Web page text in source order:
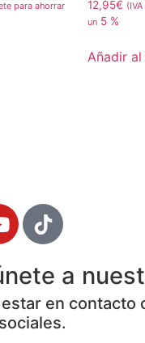
para ahorrar
12,95€
un 5 %
Añadir
a
en